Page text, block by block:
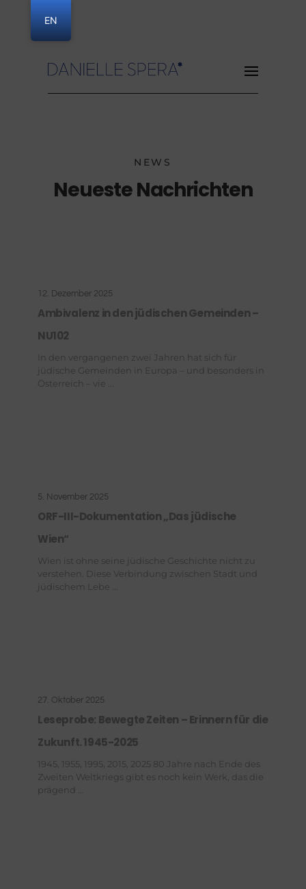
NEWS
Neueste Nachrichten
12. Dezember 2025
Ambivalenz in den jüdischen Gemeinden –
NU102
In den vergangenen zwei Jahren hat sich für
jüdische Gemeinden in Europa – und besonders in
Österreich – vie ...
5. November 2025
ORF-III-Dokumentation „Das jüdische
Wien“
Wien ist ohne seine jüdische Geschichte nicht zu
verstehen. Diese Verbindung zwischen Stadt und
jüdischem Lebe ...
27. Oktober 2025
Leseprobe: Bewegte Zeiten – Erinnern für die
Zukunft. 1945-2025
1945, 1955, 1995, 2015, 2025 80 Jahre nach Ende des
Zweiten Weltkriegs gibt es noch kein Werk, das die
prägend ...
EN